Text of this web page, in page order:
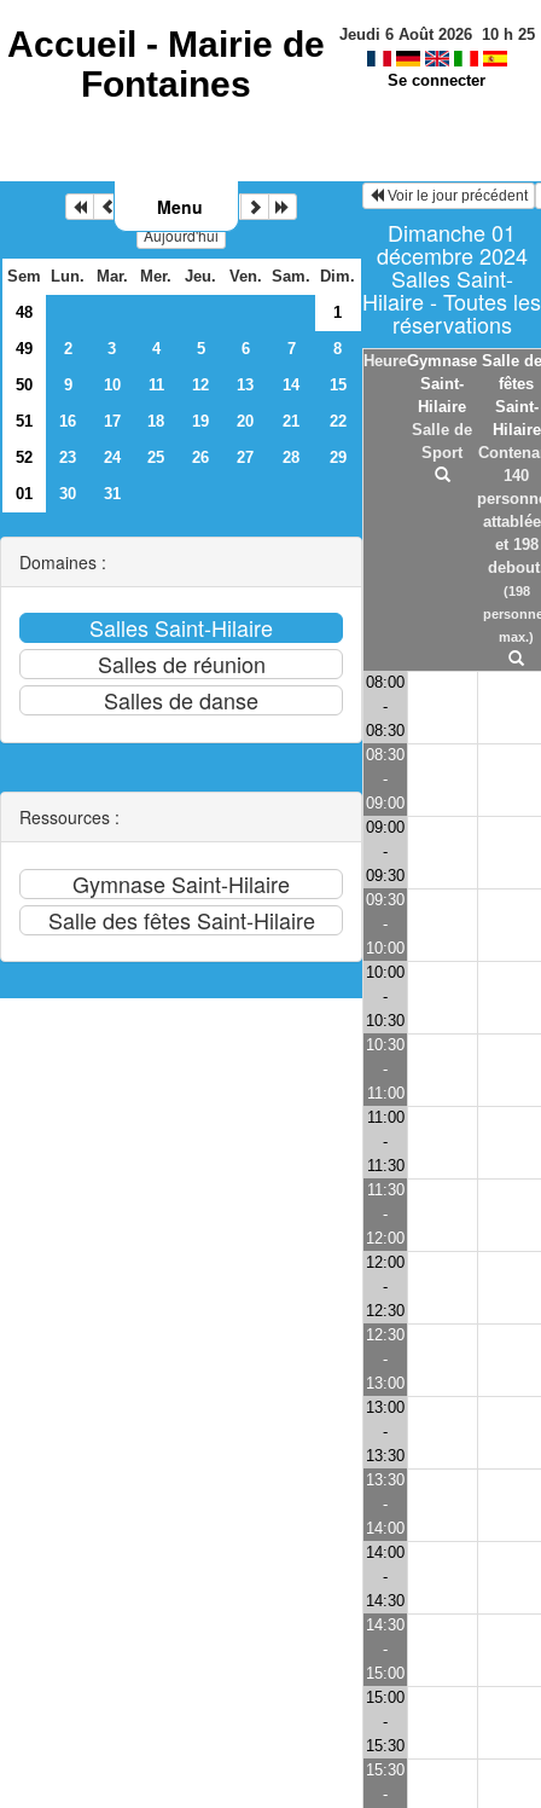
Accueil - Mairie de
Fontaines
Jeudi 6 Août 2026 10h 25
Se connecter
Menu
Décembre 2024
Aujourd'hui
Sem Lun. Mar. Mer. Jeu. Ven. Sam. Dim.
48
1
49
2 3 4 5 6 7
8
50
9 10 11 12 13 14
15
51
16 17 18 19 20 21
22
52
23 24 25 26 27 28
29
01
30 31
Domaines :
Ressources :
Voir le jour précédent
Dimanche 01
décembre 2024
Salles Saint-
Hilaire - Toutes les
réservations
HeureGymnase
Saint-
Hilaire
Salle de
Sport
Salle
fêtes
Saint-
Hilaire
140
et 198
(198
max.)
08:00
-
08:30
08:30
-
09:00
09:00
-
09:30
09:30
-
10:00
10:00
-
10:30
10:30
-
11:00
11:00
-
11:30
11:30
-
12:00
12:00
-
12:30
12:30
-
13:00
13:00
-
13:30
13:30
-
14:00
14:00
-
14:30
14:30
-
15:00
15:00
-
15:30
15:30
-